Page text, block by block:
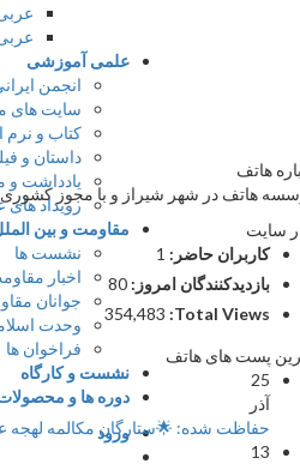
علمی آموزشی
انجمن
سایت های
کتاب و نرم
داستان و
یادداشت و
رویداد
مقاومت و بین
نشست ها
اخبار
جوانان
وحدت
فراخوان ها
نشست و کارگاه
دوره ها و
ورود
هاتف
هاتف در شهر شیراز و با مجوز کشوری
سایت
کاربران حاضر: 1
بازدیدکنندگان امروز: 80
Total Views:
354,483
پست های هاتف
25
آذر
حفاظت شده: 🌟ستارگان مکالمه لهجه
13